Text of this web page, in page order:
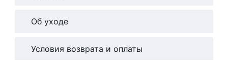
Об уходе
Условия возврата и оплаты